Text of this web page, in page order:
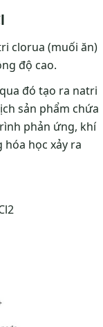
clorua (muối ăn)
độ cao.
đó tạo ra natri
sản phẩm chứa
phản ứng, khí
hóa học xảy ra